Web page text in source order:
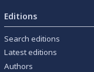
Editions
Search editions
Latest editions
Authors